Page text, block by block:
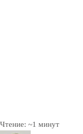
Чтение: ~1 минут